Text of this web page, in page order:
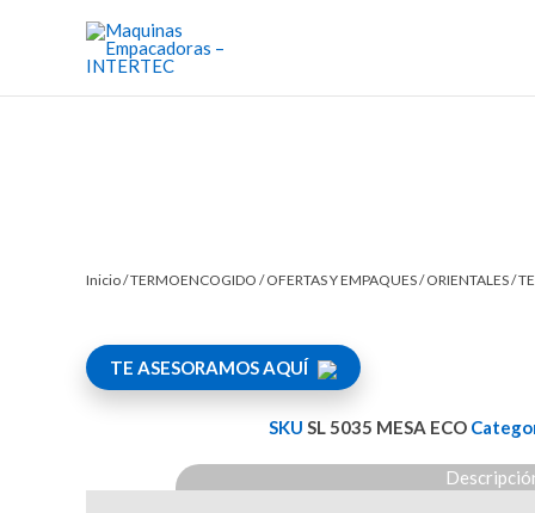
Inicio/TERMOENCOGIDO /OFERTAS Y EMPAQUES/ORIENTALES/
TE ASESORAMOS AQUÍ
SKU SL 5035 MESA ECO